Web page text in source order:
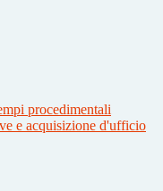
procedimentali
e acquisizione d'ufficio